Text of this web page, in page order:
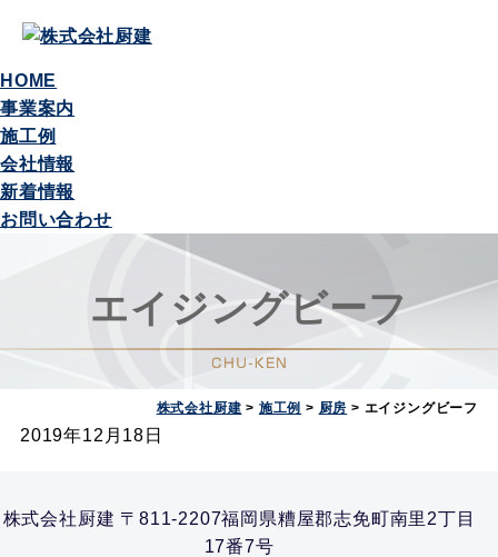
HOME
事業案内
施工例
会社情報
新着情報
お問い合わせ
エイジングビーフ
株式会社厨建 > 施工例 > 厨房 > エイジングビーフ
2019年12月18日
株式会社厨建 〒811-2207福岡県糟屋郡志免町南里2丁目
17番7号